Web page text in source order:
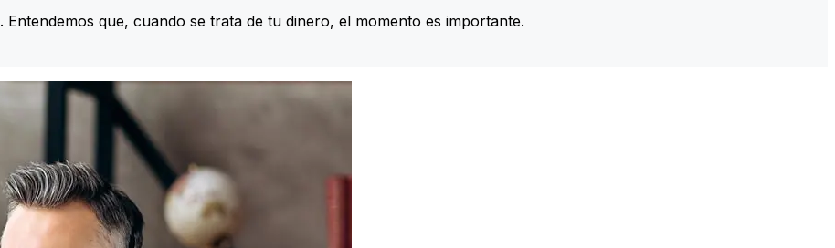
. Entendemos que, cuando se trata de tu dinero, el momento es importante.